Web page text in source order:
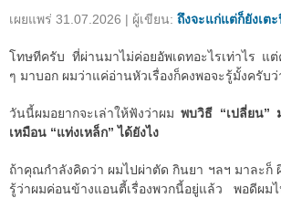
เผยแพร่ 31.07.2026 | ผู้เขียน: ถึงจะแก่แต่ก็ยังเต
โทษทีครับ ที่ผ่านมาไม่ค่อยอัพเดทอะไรเท่าไร แต่
ๆ มาบอก ผมว่าแค่อ่านหัวเรื่องก็คงพอจะรู้มั้งครับ
วันนี้ผมอยากจะเล่าให้ฟังว่าผมพบวิธี “เปลี่ยน”
เหมือน “แท่งเหล็ก” ได้ยังไง
ถ้าคุณกำลังคิดว่า ผมไปผ่าตัด กินยา ฯลฯ มาละก็
รู้ว่าผมค่อนข้างแอนตี้เรื่องพวกนี้อยู่แล้ว พอดีผม